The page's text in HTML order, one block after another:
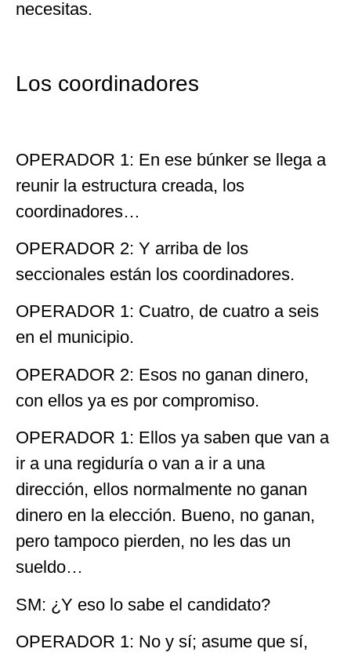
necesitas.
Los coordinadores
OPERADOR 1: En ese búnker se llega a
reunir la estructura creada, los
coordinadores…
OPERADOR 2: Y arriba de los
seccionales están los coordinadores.
OPERADOR 1: Cuatro, de cuatro a seis
en el municipio.
OPERADOR 2: Esos no ganan dinero,
con ellos ya es por compromiso.
OPERADOR 1: Ellos ya saben que van a
ir a una regiduría o van a ir a una
dirección, ellos normalmente no ganan
dinero en la elección. Bueno, no ganan,
pero tampoco pierden, no les das un
sueldo…
SM: ¿Y eso lo sabe el candidato?
OPERADOR 1: No y sí; asume que sí,